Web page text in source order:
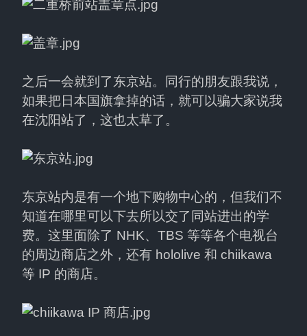
之后一会就到了东京站。同行的朋友跟我说，
如果把日本国旗拿掉的话，就可以骗大家说我
在沈阳站了，这也太草了。
东京站内是有一个地下购物中心的，但我们不
知道在哪里可以下去所以交了同站进出的学
费。这里面除了 NHK、TBS 等等各个电视台
的周边商店之外，还有 hololive 和 chiikawa
等 IP 的商店。